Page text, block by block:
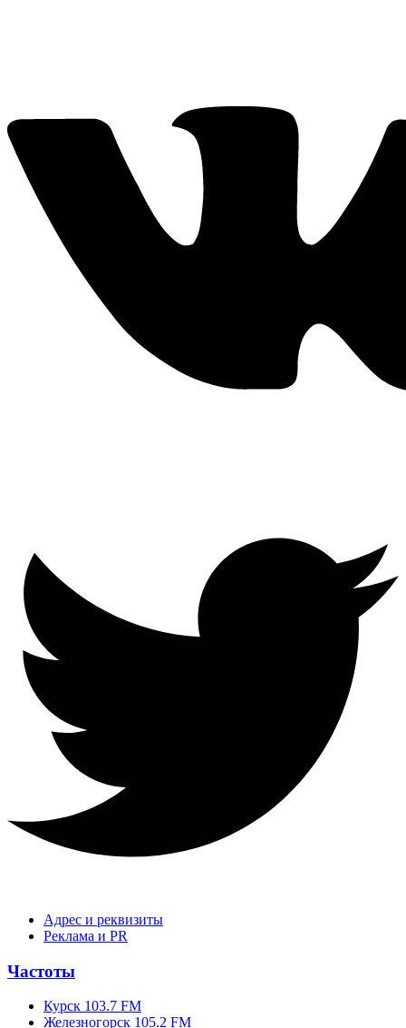
Адрес и реквизиты
Реклама и PR
Частоты
Курск 103.7 FM
Железногорск 105.2 FM